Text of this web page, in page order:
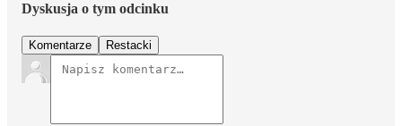
Dyskusja o tym odcinku
Komentarze Restacki